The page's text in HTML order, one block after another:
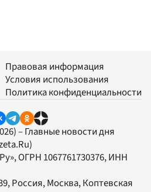
Правовая информация
Условия использования
Политика конфиденциальности
– Главные новости дня
, ОГРН 1067761730376, ИНН
Россия, Москва, Коптевская